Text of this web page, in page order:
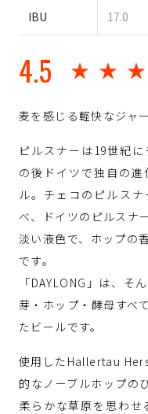
IBU 17.0
4.5
麦を感じる軽快なジャ
ピルスナーは19世紀
の後ドイツで独自の
ル。チェコのピルス
べ、ドイツのピルスナ
淡い液色で、ホップの
です。
「DAYLONG」は、そ
芽・ホップ・酵母すべ
たビールです。
使用したHallertau
的なノーブルホップの
柔らかな草原を思わ